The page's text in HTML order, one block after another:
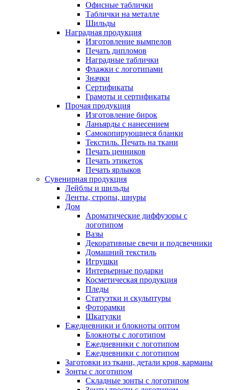
Офисные таблички
Таблички на металле
Шильды
Наградная продукция
Изготовление вымпелов
Печать дипломов
Наградные таблички
Флажки с логотипами
Значки
Сертификаты
Грамоты и сертификаты
Прочая продукция
Изготовление бирок
Ланьярды с нанесением
Самокопирующиеся бланки
Текстиль. Печать на ткани
Печать ценников
Печать этикеток
Печать ярлыков
Сувенирная продукция
Лейблы и шильды
Ленты, стропы, шнуры
Дом
Ароматические диффузоры с
логотипом
Вазы
Декоративные свечи и подсвечники
Домашний текстиль
Игрушки
Интерьерные подарки
Косметическая продукция
Пледы
Статуэтки и скульптуры
Фоторамки
Шкатулки
Ежедневники и блокноты оптом
Блокноты с логотипом
Ежедневники с логотипом
Ежедневники с логотипом
Заготовки из ткани, детали кроя, карманы
Зонты с логотипом
Складные зонты с логотипом